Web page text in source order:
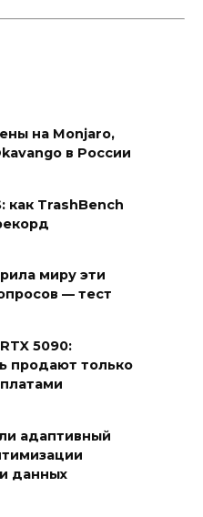
на Monjaro,
в России
как TrashBench
миру эти
— тест
5090:
продают только
адаптивный
данных